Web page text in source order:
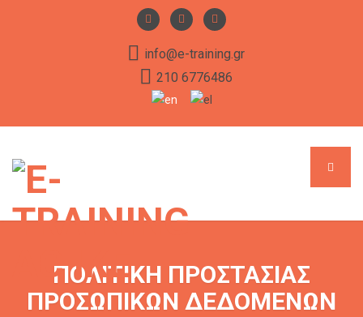
info@e-training.gr
210 6776486
ΠΟΛΙΤΙΚΗ ΠΡΟΣΤΑΣΙΑΣ
ΠΡΟΣΩΠΙΚΩΝ ΔΕΔΟΜΕΝΩΝ